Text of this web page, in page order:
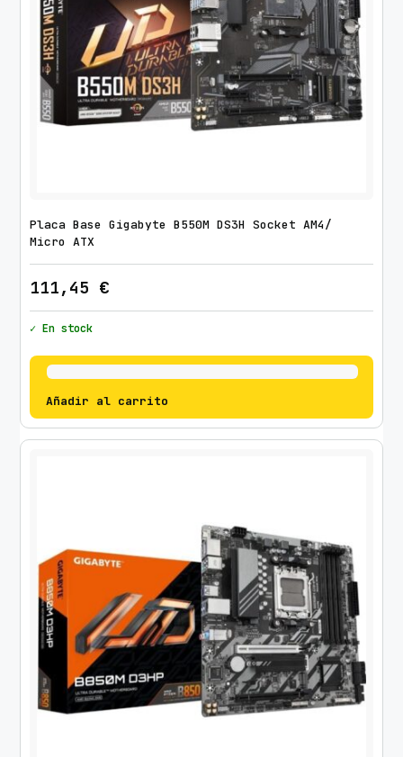
Placa Base Gigabyte B550M DS3H Socket AM4/
Micro ATX
111,45 €
✓ En stock
Añadir al carrito